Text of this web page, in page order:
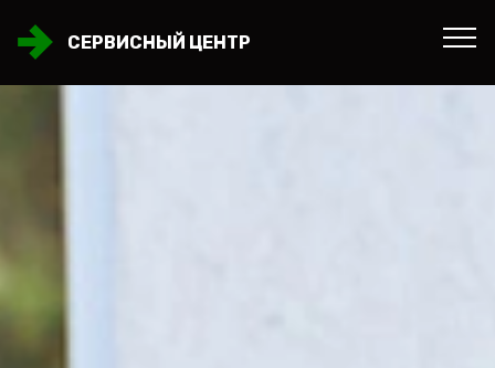
СЕРВИСНЫЙ ЦЕНТР